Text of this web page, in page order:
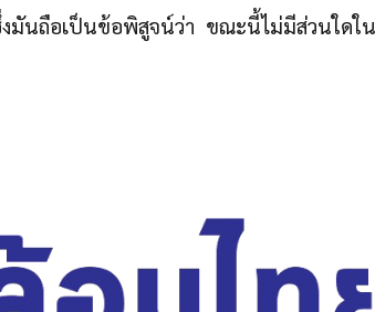
มันถือเป็นข้อพิสูจน์ว่า ขณะนี้ไม่มีส่วนใดใ